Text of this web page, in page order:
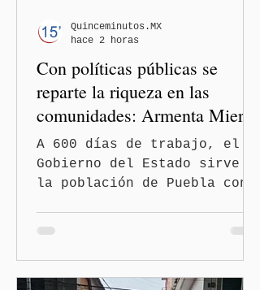
esclarecimiento de los
hechos. La captura forma
parte de
Con políticas públicas se
reparte la riqueza en las
comunidades: Armenta Mier
A 600 días de trabajo, el
Gobierno del Estado sirve a
la población de Puebla con
pública heredada del Museo
Internacional del Barroco
Quinceminutos.MX
hace 2 horas